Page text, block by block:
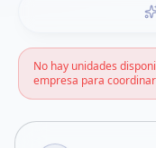
No hay unidades
empresa para